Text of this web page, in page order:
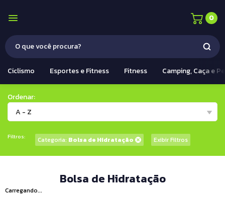
0
Ciclismo Esportes e Fitness Fitness Camping, Caça e
Ordenar:
A - Z
Filtros: Categoria: Bolsa de Hidratação Exibir Filtros
Bolsa de Hidratação
Carregando...